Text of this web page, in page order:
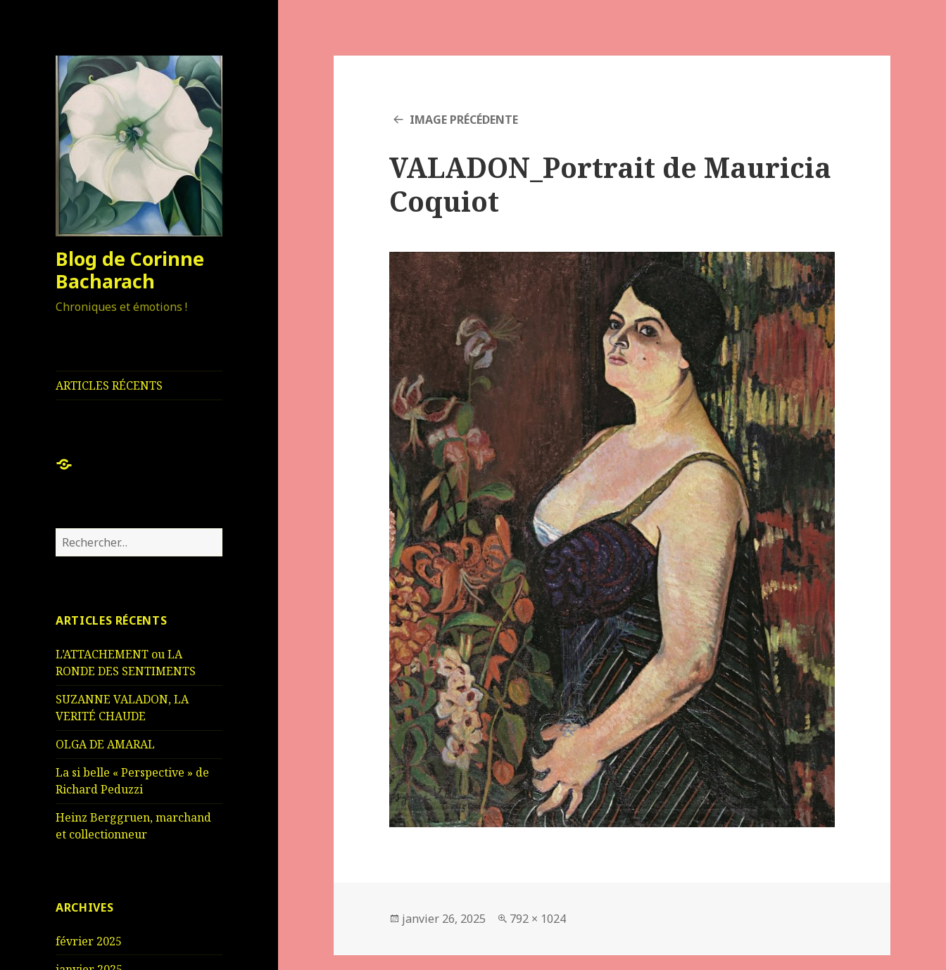
Blog de Corinne
Bacharach
Chroniques et émotions !
ARTICLES RÉCENTS
ARTICLES
Rechercher :
ARTICLES RÉCENTS
L’ATTACHEMENT ou LA
RONDE DES SENTIMENTS
SUZANNE VALADON, LA
VERITÉ CHAUDE
OLGA DE AMARAL
La si belle « Perspective » de
Richard Peduzzi
Heinz Berggruen, marchand
et collectionneur
ARCHIVES
février 2025
IMAGE PRÉCÉDENTE
VALADON_Portrait de Mauricia
Coquiot
Publié
janvier 26, 2025
Taille
792 × 1024